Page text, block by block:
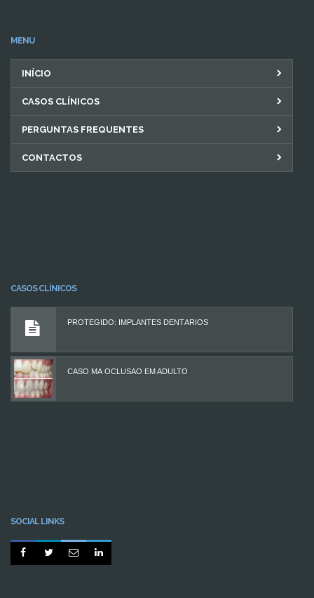
MENU
INÍCIO
CASOS CLÍNICOS
PERGUNTAS FREQUENTES
CONTACTOS
CASOS CLÍNICOS
PROTEGIDO: IMPLANTES DENTÁRIOS
CASO MÁ OCLUSÃO EM ADULTO
SOCIAL LINKS
   